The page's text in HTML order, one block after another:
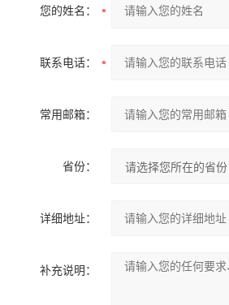
您的姓名：
联系电话：
常用邮箱：
省份：
详细地址：
补充说明：